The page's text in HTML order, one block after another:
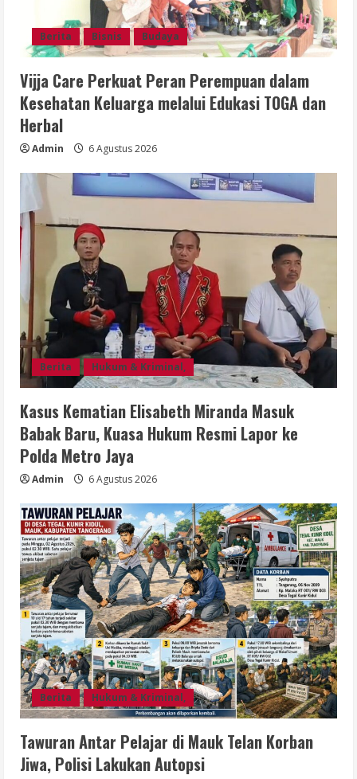
Berita Bisnis Budaya
Vijja Care Perkuat Peran Perempuan dalam
Kesehatan Keluarga melalui Edukasi TOGA dan
Herbal
Admin 6 Agustus 2026
Berita Hukum & Kriminal,
Kasus Kematian Elisabeth Miranda Masuk
Babak Baru, Kuasa Hukum Resmi Lapor ke
Polda Metro Jaya
Admin 6 Agustus 2026
Berita Hukum & Kriminal,
Tawuran Antar Pelajar di Mauk Telan Korban
Jiwa, Polisi Lakukan Autopsi